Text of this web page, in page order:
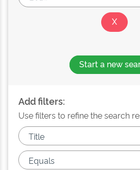
Start a new
Add filters:
Use filters to refine the search